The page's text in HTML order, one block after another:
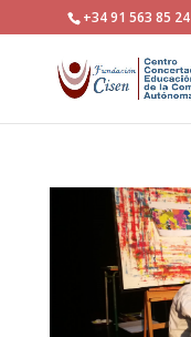
+34 91 563 85 24